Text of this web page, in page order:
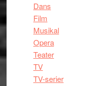
Dans
Film
Musikal
Opera
Teater
TV
TV-serier